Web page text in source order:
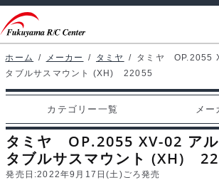
ビ
ゲ
ー
シ
ン
へ
ス
ン
テ
ン
ツ
ス
キ
ッ
ホームページ
マイアカウント
カート
支払い
ホーム / メーカー / タミヤ / タミヤ OP.2055
タブルサスマウント (XH) 22055
カテゴリー一覧 メー
タミヤ OP.2055 XV-02 アル
タブルサスマウント (XH)
発売日:2022年9月17日(土)ごろ発売